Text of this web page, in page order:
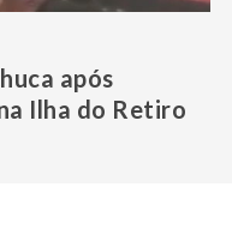
após
Ilha do Retiro